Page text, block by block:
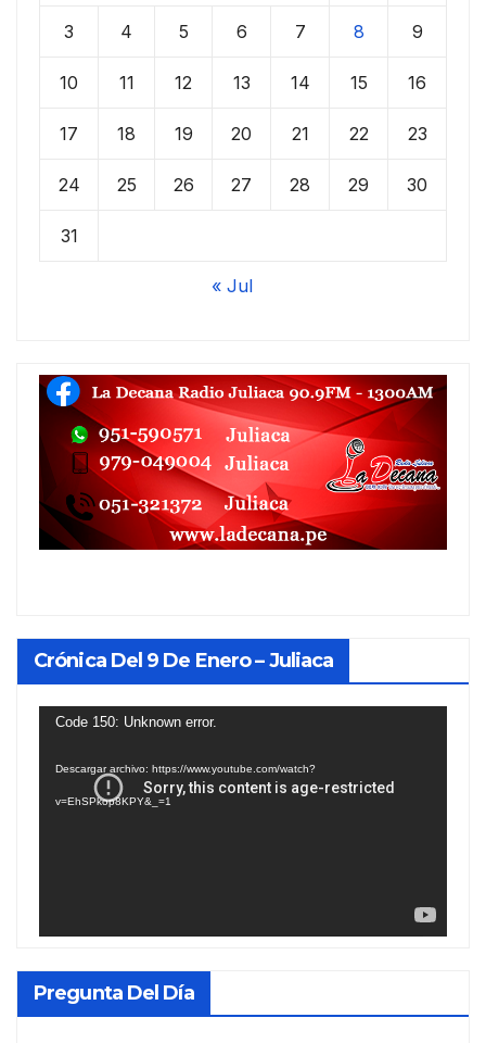
3 4 5 6 7 8 9
10 11 12 13 14 15 16
17 18 19 20 21 22 23
24 25 26 27 28 29 30
31
« Jul
Crónica Del 9 De Enero – Juliaca
Reproductor
Code 150: Unknown error.
Descargar archivo: https://www.youtube.com/watch?
v=EhSPkop8KPY&_=1
Pregunta Del Día